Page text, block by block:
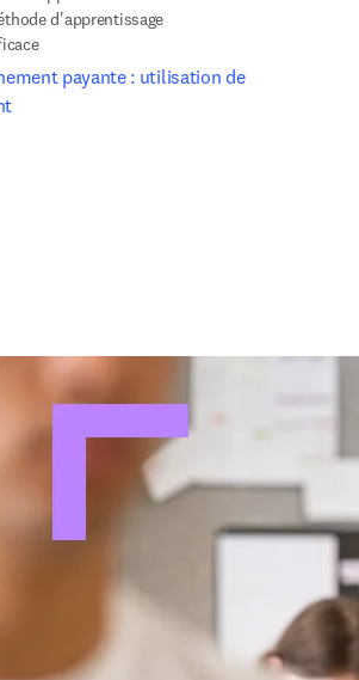
d'apprentissage
payante : utilisation de